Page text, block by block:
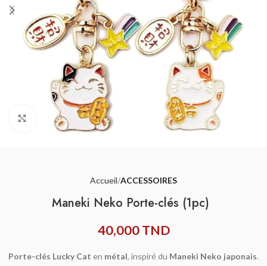
Agrandir
Accueil ACCESSOIRES
Maneki Neko Porte-clés (1pc)
40,000TND
Porte-clés Lucky Cat en métal, inspiré du Maneki Neko japonais.